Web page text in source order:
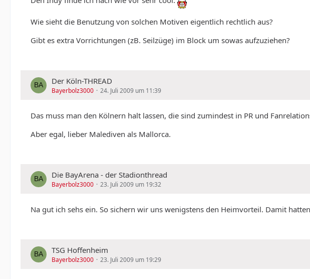
Wie sieht die Benutzung von solchen Motiven eigentlich rechtlich aus?
Gibt es extra Vorrichtungen (zB. Seilzüge) im Block um sowas aufzuziehen?
Der Köln-THREAD
Bayerbolz3000 24. Juli 2009 um 11:39
Das muss man den Kölnern halt lassen, die sind zumindest in PR und
Aber egal, lieber Malediven als Mallorca.
Die BayArena - der Stadionthread
Bayerbolz3000 23. Juli 2009 um 19:32
Na gut ich sehs ein. So sichern wir uns wenigstens den Heimvorteil. Damit
TSG Hoffenheim
Bayerbolz3000 23. Juli 2009 um 19:29